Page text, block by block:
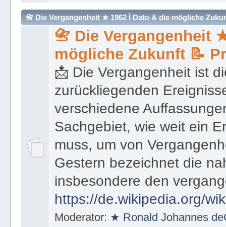
📇 Die Vergangenheit ★ 1962 Ï Dato & die mögliche
📇 Die Vergangenheit
mögliche Zukunft 📝
📩 Die Vergangenheit ist
zurückliegenden
verschiedene
Sachgebiet, wie weit ein
muss, um von
Gestern bezeichnet die
insbesondere den
https://de.wikipedia.org/
Moderator: ★ Ronald Johannes